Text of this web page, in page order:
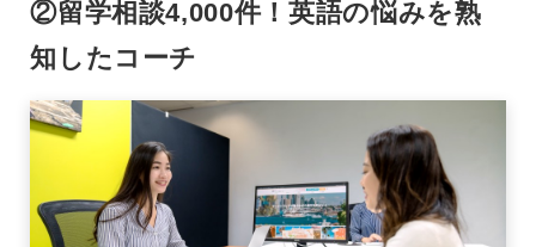
②留学相談4,000件！英語の悩みを熟
知したコーチ